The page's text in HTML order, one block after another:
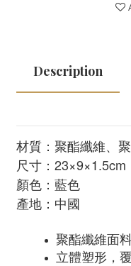
Description
材質：聚酯纖維、
尺寸：23×9×1.5cm
顏色：藍色
產地：中國
聚酯纖維面
立體塑形，